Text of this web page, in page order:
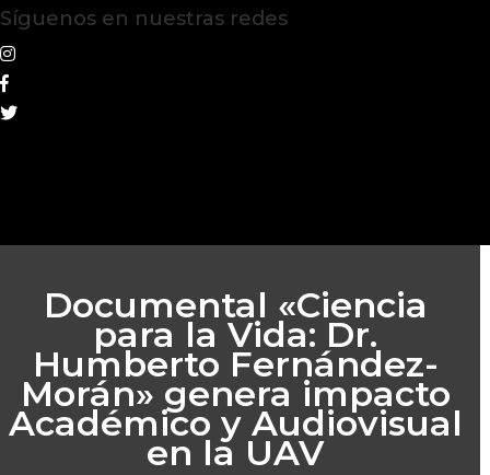
Síguenos en nuestras redes
Documental «Ciencia
para la Vida: Dr.
Humberto Fernández-
Morán» genera impacto
Académico y Audiovisual
en la UAV